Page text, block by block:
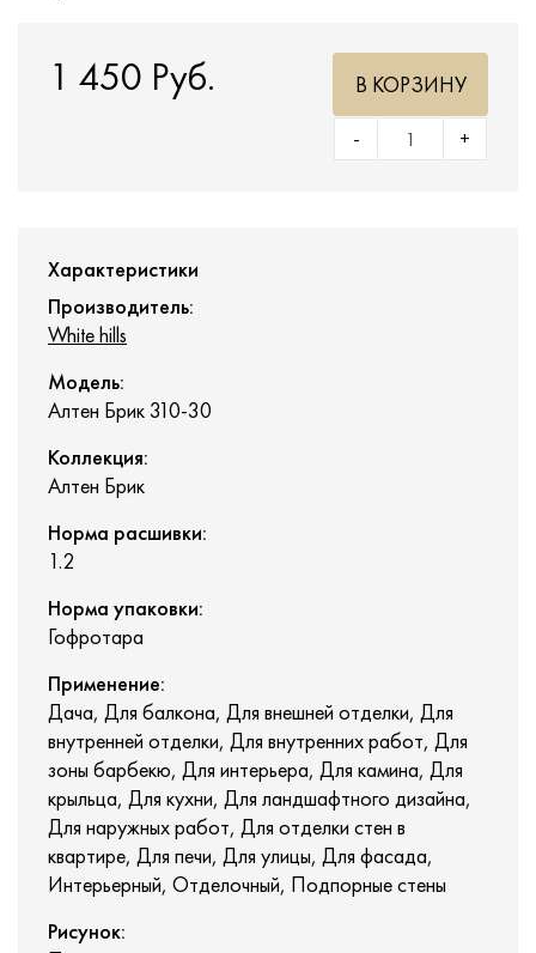
1 450 Руб.
+
-
В КОРЗИНУ
Характеристики
Производитель:
White hills
Модель:
Алтен Брик 310-30
Коллекция:
Алтен Брик
Норма расшивки:
1.2
Норма упаковки:
Гофротара
Применение:
Дача, Для балкона, Для внешней отделки, Для
внутренней отделки, Для внутренних работ, Для
зоны барбекю, Для интерьера, Для камина, Для
крыльца, Для кухни, Для ландшафтного дизайна,
Для наружных работ, Для отделки стен в
квартире, Для печи, Для улицы, Для фасада,
Интерьерный, Отделочный, Подпорные стены
Рисунок: